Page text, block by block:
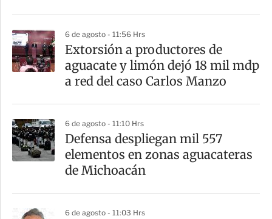
6 de agosto - 11:56 Hrs
Extorsión a productores de
aguacate y limón dejó 18 mil mdp
a red del caso Carlos Manzo
6 de agosto - 11:10 Hrs
Defensa despliegan mil 557
elementos en zonas aguacateras
de Michoacán
6 de agosto - 11:03 Hrs